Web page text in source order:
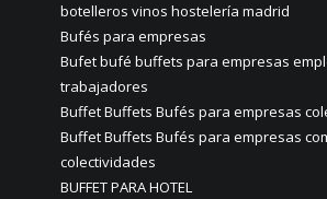
botelleros vinos hostelería madrid
Bufés para empresas
Bufet bufé buffets para empresas
trabajadores
Buffet Buffets Bufés para empresas
Buffet Buffets Bufés para empresas
colectividades
BUFFET PARA HOTEL